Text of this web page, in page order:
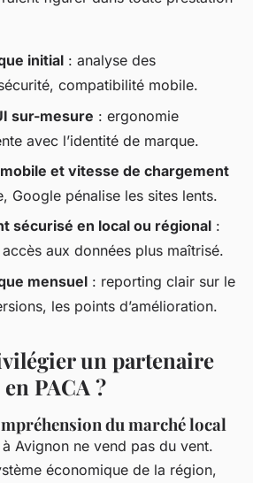
initial : analyse des
compatibilité mobile.
sur-mesure : ergonomie
avec l’identité de marque.
et vitesse de chargement
Google pénalise les sites lents.
sécurisé en local ou régional :
aux données plus maîtrisé.
mensuel : reporting clair sur le
les points d’amélioration.
un partenaire
PACA ?
du marché local
Avignon ne vend pas du vent.
économique de la région,